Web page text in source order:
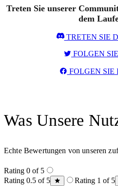
Treten Sie unserer
dem
TRETEN SIE
FOLGEN
FOLGEN SIE
Was Unsere
Echte Bewertungen von unseren
Rating 0 of 5
Rating 0.5 of 5
Rating 1 of 5